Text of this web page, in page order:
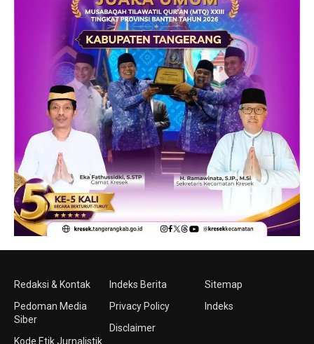
Redaksi & Kontak
Pedoman Media
Siber
Kode Etik Jurnalistik
Indeks Berita
Privacy Policy
Disclaimer
Sitemap
Indeks